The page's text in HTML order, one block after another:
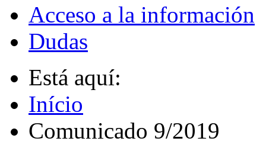
Acceso a la información
Dudas
Está aquí:
Início
Comunicado 9/2019